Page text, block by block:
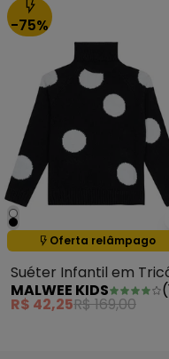
-75%
Oferta relâmpago
Termina em:01:23:59
Suéter Infantil em
Poá Preto
MALWEE KIDS (
R$ 42,25R$ 169,00